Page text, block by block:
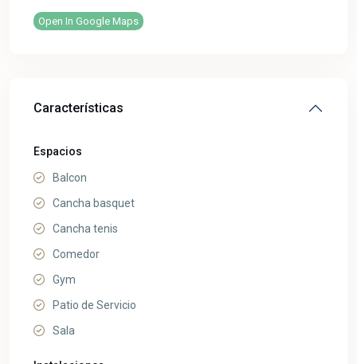
Open In Google Maps
Características
Espacios
Balcon
Cancha basquet
Cancha tenis
Comedor
Gym
Patio de Servicio
Sala